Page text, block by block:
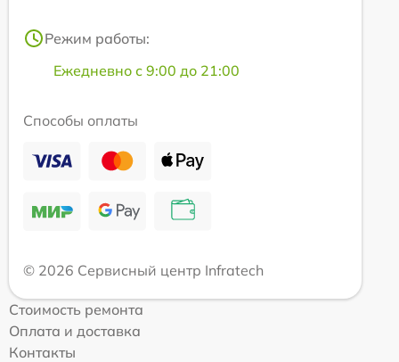
Режим работы:
Ежедневно с 9:00 до 21:00
Способы оплаты
© 2026 Сервисный центр Infratech
Стоимость ремонта
Оплата и доставка
Контакты